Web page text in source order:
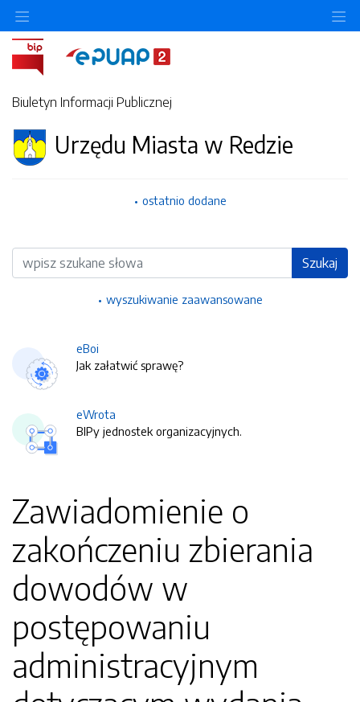
Biuletyn Informacji Publicznej
Urzędu Miasta w Redzie
ostatnio dodane
Wyszukiwarka Szukaj
wyszukiwanie zaawansowane
eBoi
Jak załatwić sprawę?
eWrota
BIPy jednostek organizacyjnych.
Zawiadomienie o
zakończeniu zbierania
dowodów w
postępowaniu
administracyjnym